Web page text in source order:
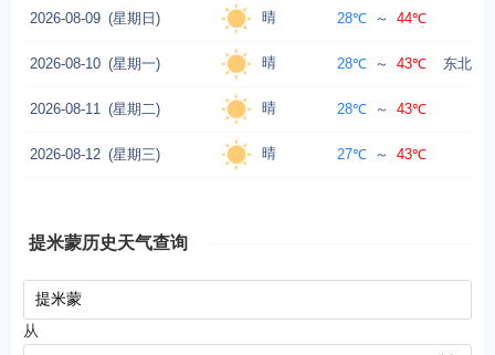
2026-08-09 (星期日) 晴 28℃ ～ 44℃
2026-08-10 (星期一) 晴 28℃ ～ 43℃ 东北风
2026-08-11 (星期二) 晴 28℃ ～ 43℃
2026-08-12 (星期三) 晴 27℃ ～ 43℃
提米蒙历史天气查询
从